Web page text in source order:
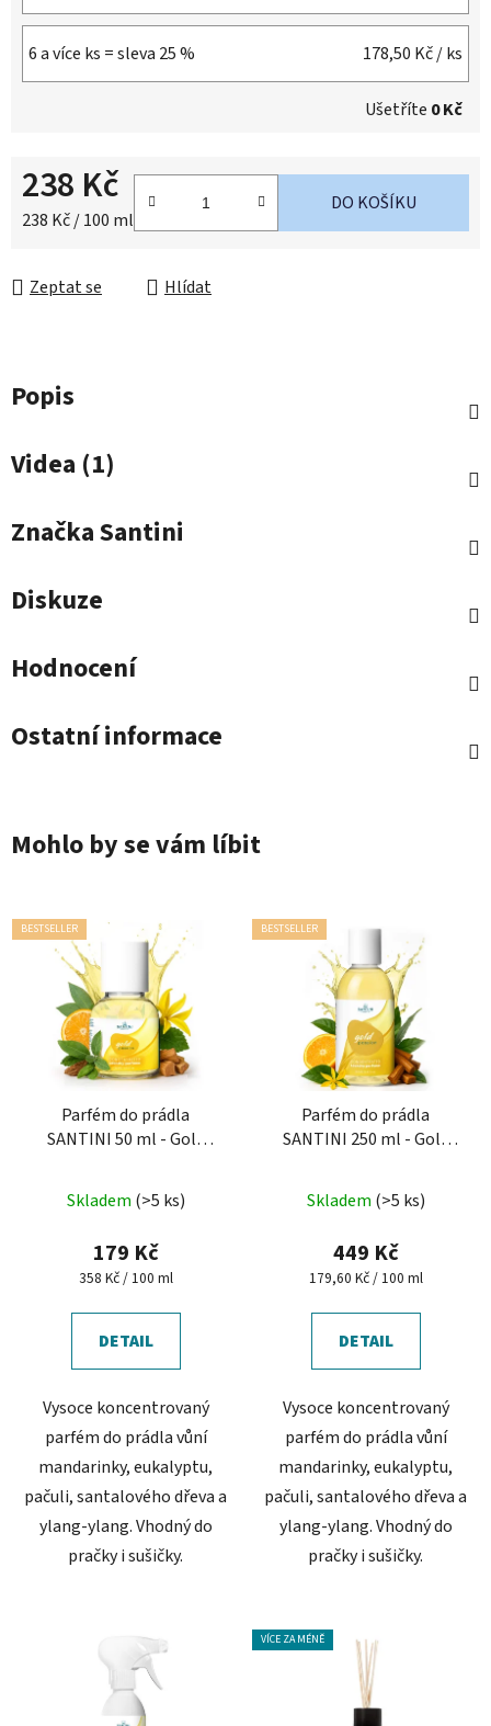
6 a více ks = sleva 25 % 178,50 Kč/ ks
Ušetříte 0 Kč
238 Kč
Měrná cena:
238 Kč / 100 ml
DO KOŠÍKU
Zeptat se Hlídat
Popis
Videa (1)
ZnačkaSantini
Diskuze
Hodnocení
Ostatní informace
Mohlo by se vám líbit
BESTSELLER
Parfém do prádla
SANTINI 50 ml - Gold
Skladem (>5 ks)
179 Kč
Měrná
358 Kč / 100 ml
DETAIL
Vysoce koncentrovaný
parfém do prádla vůní
mandarinky, eukalyptu,
pačuli, santalového dřeva a
ylang-ylang. Vhodný do
pračky i sušičky.
BESTSELLER
Parfém do prádla
SANTINI 250 ml - Gold
hodnocení
produktu
je
z
Skladem (>5 ks)
449 Kč
Měrná
179,60 Kč / 100 ml
DETAIL
Vysoce koncentrovaný
parfém do prádla vůní
mandarinky, eukalyptu,
pačuli, santalového dřeva a
ylang-ylang. Vhodný do
pračky i sušičky.
VÍCE ZA MÉNĚ